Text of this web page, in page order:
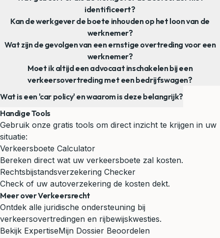
identificeert?
Kan de werkgever de boete inhouden op het loon van de
werknemer?
Wat zijn de gevolgen van een ernstige overtreding voor een
werknemer?
Moet ik altijd een advocaat inschakelen bij een
verkeersovertreding met een bedrijfswagen?
Wat is een 'car policy' en waarom is deze belangrijk?
Handige Tools
Gebruik onze gratis tools om direct inzicht te krijgen in uw
situatie:
Verkeersboete Calculator
Bereken direct wat uw verkeersboete zal kosten.
Rechtsbijstandsverzekering Checker
Check of uw autoverzekering de kosten dekt.
Meer over Verkeersrecht
Ontdek alle juridische ondersteuning bij
verkeersovertredingen en rijbewijskwesties.
Bekijk ExpertiseMijn Dossier Beoordelen